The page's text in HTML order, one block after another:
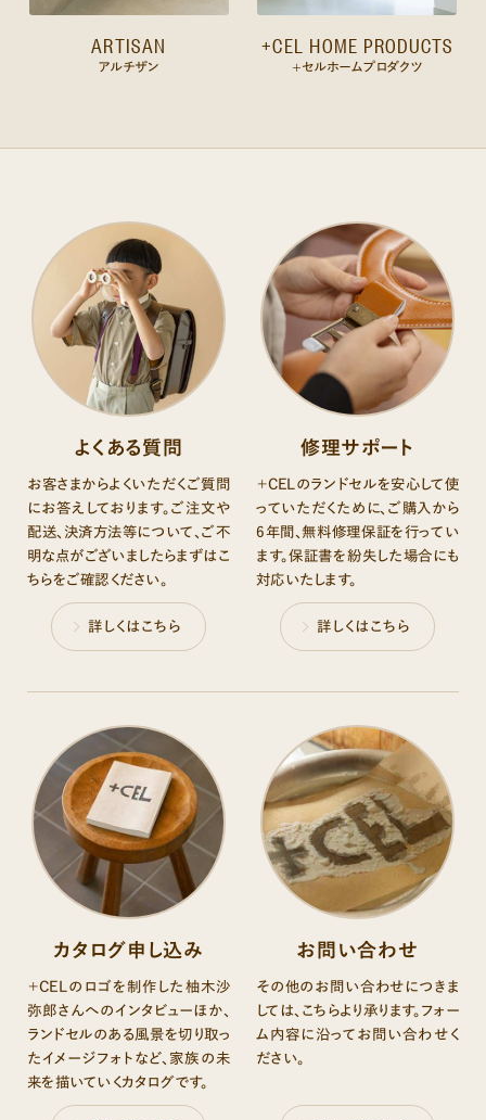
ARTISAN
アルチザン
+CEL HOME PRODUCTS
+セルホームプロダクツ
よくある質問
お客さまからよくいただくご質問
にお答えしております。ご注文や
配送、決済方法等について、ご不
明な点がございましたらまずはこ
ちらをご確認ください。
詳しくはこちら
修理サポート
＋CELのランドセルを安心して使
っていただくために、ご購入から
6年間、無料修理保証を⾏ってい
ます。保証書を紛失した場合にも
対応いたします。
詳しくはこちら
カタログ申し込み
＋CELのロゴを制作した柚木沙
弥郎さんへのインタビューほか、
ランドセルのある風景を切り取っ
たイメージフォトなど、家族の未
来を描いていくカタログです。
お問い合わせ
その他のお問い合わせにつきま
しては、こちらより承ります。フォー
ム内容に沿ってお問い合わせく
ださい。